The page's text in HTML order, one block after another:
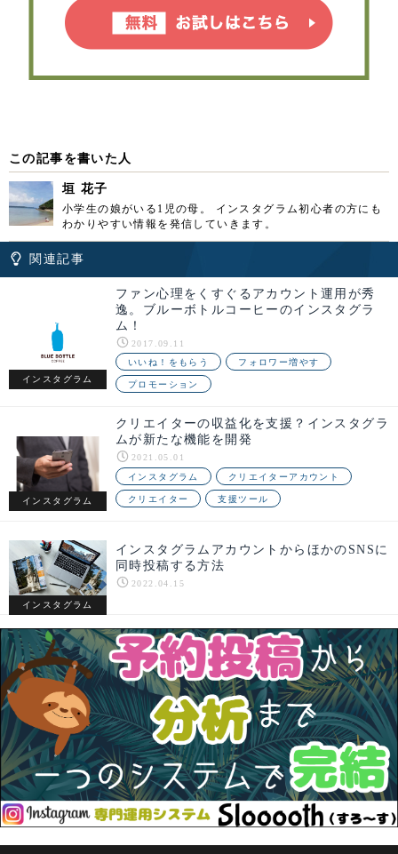
この記事を書いた人
垣 花子
小学生の娘がいる1児の母。 インスタグラム初心者の方にも
わかりやすい情報を発信していきます。
関連記事
インスタグラム
ファン心理をくすぐるアカウント運用が秀
逸。ブルーボトルコーヒーのインスタグラ
ム！
2017.09.11
いいね！をもらう
フォロワー増やす
プロモーション
インスタグラム
クリエイターの収益化を支援？インスタグラ
ムが新たな機能を開発
2021.05.01
インスタグラム
クリエイターアカウント
クリエイター 支援ツール
インスタグラム
インスタグラムアカウントからほかのSNSに
同時投稿する方法
2022.04.15